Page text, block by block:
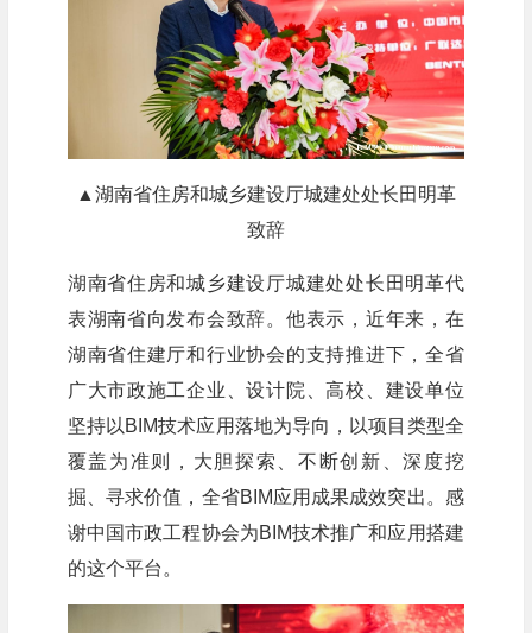
▲湖南省住房和城乡建设厅城建处处长田明革
致辞
湖南省住房和城乡建设厅城建处处长田明革代
表湖南省向发布会致辞。他表示，近年来，在
湖南省住建厅和行业协会的支持推进下，全省
广大市政施工企业、设计院、高校、建设单位
坚持以BIM技术应用落地为导向，以项目类型全
覆盖为准则，大胆探索、不断创新、深度挖
掘、寻求价值，全省BIM应用成果成效突出。感
谢中国市政工程协会为BIM技术推广和应用搭建
的这个平台。